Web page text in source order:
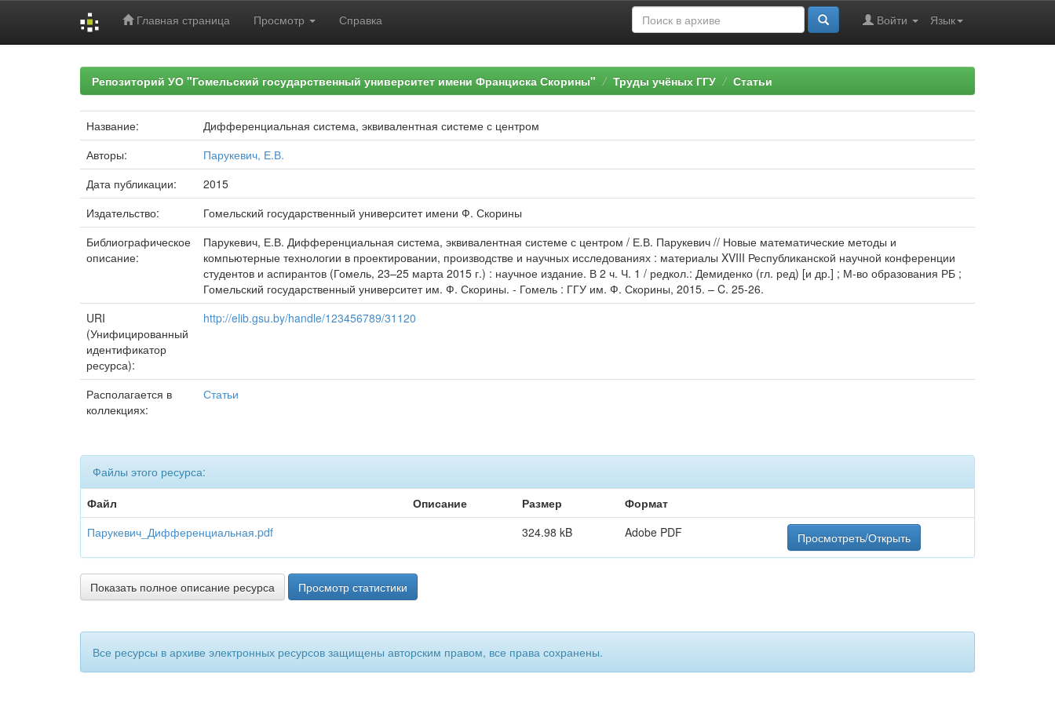
Главная страница Просмотр Справка Язык
Войти
Репозиторий УО "Гомельский государственный университет имени Франциска Скорины" Труды учёных ГГУ Статьи
Название:
Дифференциальная система, эквивалентная системе с центром
Авторы:
Парукевич, Е.В.
Дата публикации:
2015
Издательство:
Гомельский государственный университет имени Ф. Скорины
Библиографическое
описание:
Парукевич, Е.В. Дифференциальная система, эквивалентная системе с центром / Е.В. Парукевич // Новые математические методы и
компьютерные технологии в проектировании, производстве и научных исследованиях : материалы XVIII Республиканской научной конференции
студентов и аспирантов (Гомель, 23–25 марта 2015 г.) : научное издание. В 2 ч. Ч. 1 / редкол.: Демиденко (гл. ред) [и др.] ; М-во образования РБ ;
Гомельский государственный университет им. Ф. Скорины. - Гомель : ГГУ им. Ф. Скорины, 2015. – C. 25-26.
URI
(Унифицированный
идентификатор
ресурса):
http://elib.gsu.by/handle/123456789/31120
Располагается в
коллекциях:
Статьи
Файлы этого ресурса:
Файл
Описание Размер
Формат
Парукевич_Дифференциальная.pdf
324.98 kB Adobe PDF Просмотреть/Открыть
Показать полное описание ресурса Просмотр статистики
Все ресурсы в архиве электронных ресурсов защищены авторским правом, все права сохранены.